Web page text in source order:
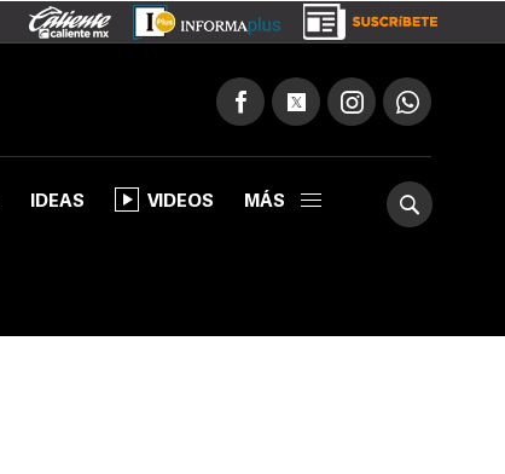
IDEAS VIDEOS MÁS